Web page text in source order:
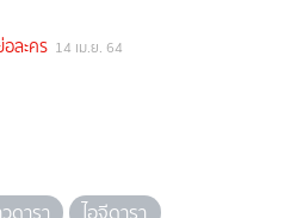
อละคร 14 เม.ย. 64
ดารา
ไอจีดารา